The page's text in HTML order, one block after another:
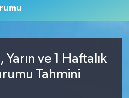
ve 1 Haftalık
Tahmini